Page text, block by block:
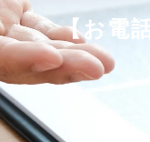
【お電